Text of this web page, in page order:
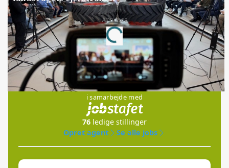
Annonce
Loading...
Jobs
i samarbejde med
76 ledige stillinger
Opret agent
Se alle jobs